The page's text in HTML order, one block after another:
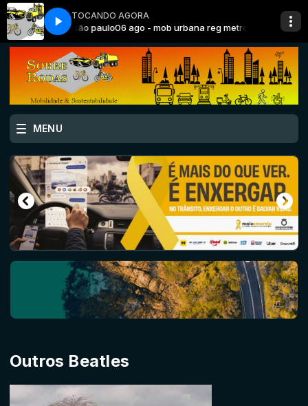
TOCANDO AGORA
reg metrop são paulo06 ago - mob urbana reg metrop são paulo
MENU
Outros Beatles